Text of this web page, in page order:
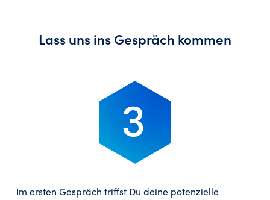
Lass uns ins Gespräch kommen
Im ersten Gespräch triffst Du deine potenzielle